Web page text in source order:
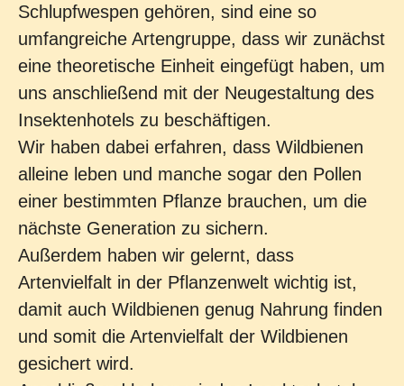
Schlupfwespen gehören, sind eine so
umfangreiche Artengruppe, dass wir zunächst
eine theoretische Einheit eingefügt haben, um
uns anschließend mit der Neugestaltung des
Insektenhotels zu beschäftigen.
Wir haben dabei erfahren, dass Wildbienen
alleine leben und manche sogar den Pollen
einer bestimmten Pflanze brauchen, um die
nächste Generation zu sichern.
Außerdem haben wir gelernt, dass
Artenvielfalt in der Pflanzenwelt wichtig ist,
damit auch Wildbienen genug Nahrung finden
und somit die Artenvielfalt der Wildbienen
gesichert wird.